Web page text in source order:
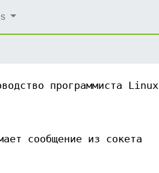
программиста Linux
сообщение из сокета